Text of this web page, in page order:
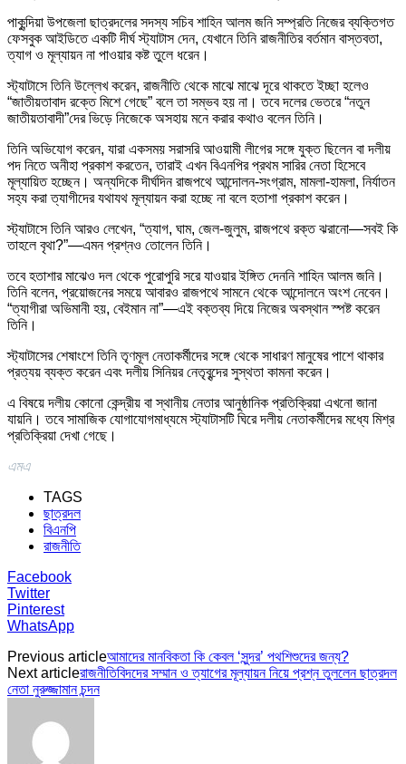
পাকুন্দিয়া উপজেলা ছাত্রদলের সদস্য সচিব শাহিন আলম জনি সম্প্রতি নিজের ব্যক্তিগত
ফেসবুক আইডিতে একটি দীর্ঘ স্ট্যাটাস দেন, যেখানে তিনি রাজনীতির বর্তমান বাস্তবতা,
ত্যাগ ও মূল্যায়ন না পাওয়ার কষ্ট তুলে ধরেন।
স্ট্যাটাসে তিনি উল্লেখ করেন, রাজনীতি থেকে মাঝে মাঝে দূরে থাকতে ইচ্ছা হলেও
“জাতীয়তাবাদ রক্তে মিশে গেছে” বলে তা সম্ভব হয় না। তবে দলের ভেতরে “নতুন
জাতীয়তাবাদী”দের ভিড়ে নিজেকে অসহায় মনে করার কথাও বলেন তিনি।
তিনি অভিযোগ করেন, যারা একসময় সরাসরি আওয়ামী লীগের সঙ্গে যুক্ত ছিলেন বা দলীয়
পদ নিতে অনীহা প্রকাশ করতেন, তারাই এখন বিএনপির প্রথম সারির নেতা হিসেবে
মূল্যায়িত হচ্ছেন। অন্যদিকে দীর্ঘদিন রাজপথে আন্দোলন-সংগ্রাম, মামলা-হামলা, নির্যাতন
সহ্য করা ত্যাগীদের যথাযথ মূল্যায়ন করা হচ্ছে না বলে হতাশা প্রকাশ করেন।
স্ট্যাটাসে তিনি আরও লেখেন, “ত্যাগ, ঘাম, জেল-জুলুম, রাজপথে রক্ত ঝরানো—সবই কি
তাহলে বৃথা?”—এমন প্রশ্নও তোলেন তিনি।
তবে হতাশার মাঝেও দল থেকে পুরোপুরি সরে যাওয়ার ইঙ্গিত দেননি শাহিন আলম জনি।
তিনি বলেন, প্রয়োজনের সময়ে আবারও রাজপথে সামনে থেকে আন্দোলনে অংশ নেবেন।
“ত্যাগীরা অভিমানী হয়, বেইমান না”—এই বক্তব্য দিয়ে নিজের অবস্থান স্পষ্ট করেন
তিনি।
স্ট্যাটাসের শেষাংশে তিনি তৃণমূল নেতাকর্মীদের সঙ্গে থেকে সাধারণ মানুষের পাশে থাকার
প্রত্যয় ব্যক্ত করেন এবং দলীয় সিনিয়র নেতৃবৃন্দের সুস্থতা কামনা করেন।
এ বিষয়ে দলীয় কোনো কেন্দ্রীয় বা স্থানীয় নেতার আনুষ্ঠানিক প্রতিক্রিয়া এখনো জানা
যায়নি। তবে সামাজিক যোগাযোগমাধ্যমে স্ট্যাটাসটি ঘিরে দলীয় নেতাকর্মীদের মধ্যে মিশ্র
প্রতিক্রিয়া দেখা গেছে।
এমএ
TAGS
ছাত্রদল
বিএনপি
রাজনীতি
Facebook
Twitter
Pinterest
WhatsApp
Previous articleআমাদের মানবিকতা কি কেবল ‘সুন্দর’ পথশিশুদের জন্য?
Next articleরাজনীতিবিদদের সম্মান ও ত্যাগের মূল্যায়ন নিয়ে প্রশ্ন তুললেন ছাত্রদল
নেতা নুরুজ্জামান চন্দন